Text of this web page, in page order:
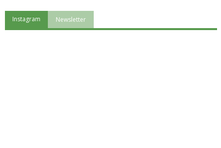
"Superare gli ostacoli": la relazione di Tiziano Pesce al CN Uisp
Instagram Newsletter